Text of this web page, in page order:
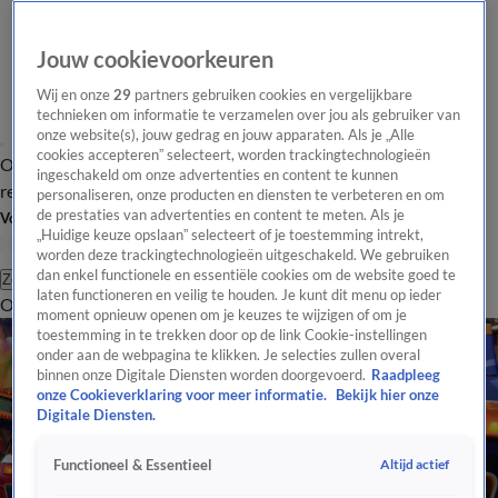
Overzicht Laatste nieuws Regionieuws Het beste van Hart
Tip de
redactie
Volg Hart van Nederland
Zoeken
OverzichtRegioUitzendingenWeerTip de redactiePanelVideo's
Jouw cookievoorkeuren
Wij en onze29 partners gebruiken cookies en vergelijkbare
technieken om informatie te verzamelen over jou als gebruiker van
onze website(s), jouw gedrag en jouw apparaten. Als je „Alle
cookies accepteren” selecteert, worden trackingtechnologieën
ingeschakeld om onze advertenties en content te kunnen
personaliseren, onze producten en diensten te verbeteren en om
de prestaties van advertenties en content te meten. Als je
„Huidige keuze opslaan” selecteert of je toestemming intrekt,
worden deze trackingtechnologieën uitgeschakeld. We gebruiken
dan enkel functionele en essentiële cookies om de website goed te
laten functioneren en veilig te houden. Je kunt dit menu op ieder
moment opnieuw openen om je keuzes te wijzigen of om je
toestemming in te trekken door op de link Cookie-instellingen
onder aan de webpagina te klikken. Je selecties zullen overal
binnen onze Digitale Diensten worden doorgevoerd. Raadpleeg
onze Cookieverklaring voor meer informatie.
Bekijk hier onze
Digitale Diensten.
Functioneel & Essentieel Altijd actief